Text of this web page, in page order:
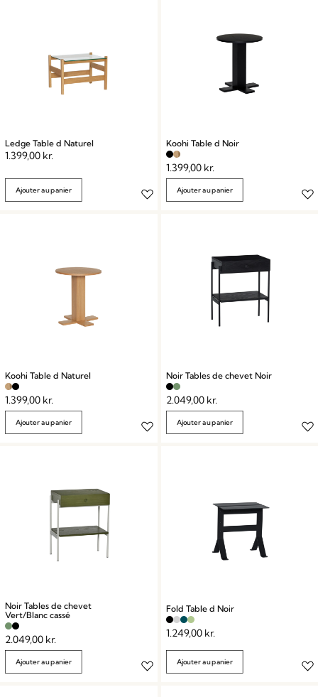
Ledge Table d Naturel
1.399,00 kr.
Ajouter au panier
Koohi Table d Noir
1.399,00 kr.
Ajouter au panier
Koohi Table d Naturel
1.399,00 kr.
Ajouter au panier
Noir Tables de chevet Noir
2.049,00 kr.
Ajouter au panier
Noir Tables de chevet
Vert/Blanc cassé
2.049,00 kr.
Ajouter au panier
Fold Table d Noir
1.249,00 kr.
Ajouter au panier